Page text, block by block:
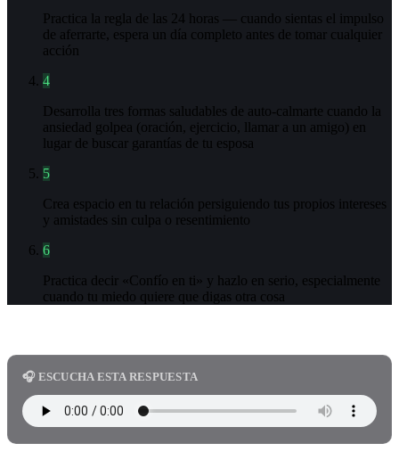
Practica la regla de las 24 horas — cuando sientas el impulso
de aferrarte, espera un día completo antes de tomar cualquier
acción
4
Desarrolla tres formas saludables de auto-calmarte cuando la
ansiedad golpea (oración, ejercicio, llamar a un amigo) en
lugar de buscar garantías de tu esposa
5
Crea espacio en tu relación persiguiendo tus propios intereses
y amistades sin culpa o resentimiento
6
Practica decir «Confío en ti» y hazlo en serio, especialmente
cuando tu miedo quiere que digas otra cosa
🎧 ESCUCHA ESTA RESPUESTA